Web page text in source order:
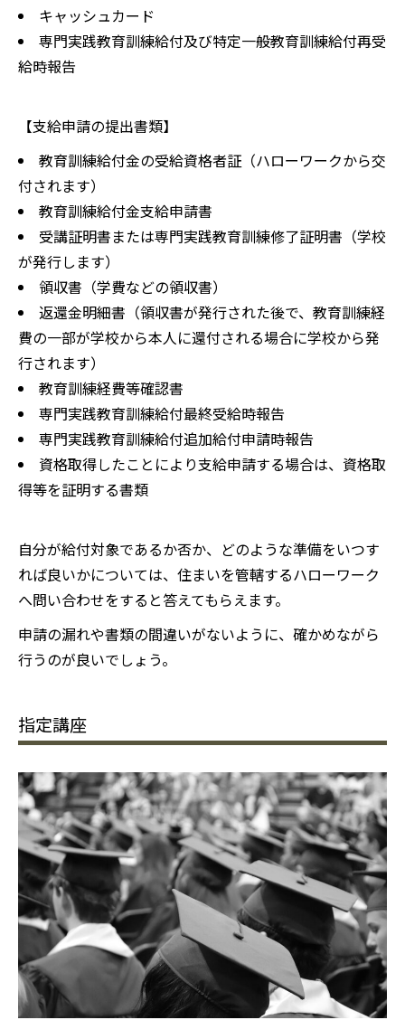
キャッシュカード
専門実践教育訓練給付及び特定一般教育訓練給付再受
給時報告
【支給申請の提出書類】
教育訓練給付金の受給資格者証（ハローワークから交
付されます）
教育訓練給付金支給申請書
受講証明書または専門実践教育訓練修了証明書（学校
が発行します）
領収書（学費などの領収書）
返還金明細書（領収書が発行された後で、教育訓練経
費の一部が学校から本人に還付される場合に学校から発
行されます）
教育訓練経費等確認書
専門実践教育訓練給付最終受給時報告
専門実践教育訓練給付追加給付申請時報告
資格取得したことにより支給申請する場合は、資格取
得等を証明する書類
自分が給付対象であるか否か、どのような準備をいつす
れば良いかについては、住まいを管轄するハローワーク
へ問い合わせをすると答えてもらえます。
申請の漏れや書類の間違いがないように、確かめながら
行うのが良いでしょう。
指定講座